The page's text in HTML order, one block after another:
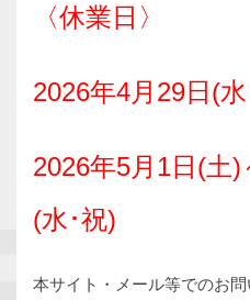
〈休業日〉
2026年4月29日(水
2026年5月1日(土)
(水･祝)
本サイト・メール等でのお問